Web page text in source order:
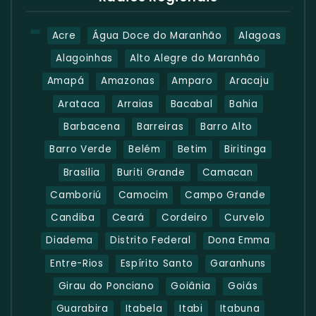
Acre Água Doce do Maranhão
Alagoas
Alagoinhas
Alto Alegre do Maranhão
Amapá
Amazonas Amparo
Aracaju
Arataca
Arraias Bacabal
Bahia
Barbacena
Barreiras
Barro Alto
Barro Verde
Belém Betim
Biritinga
Brasilia
Buriti Grande
Camacan
Camboriú
Camocim
Campo Grande
Candiba
Ceará Cordeiro
Curvelo
Diadema
Distrito Federal
Dona Emma
Entre-Rios
Espírito Santo
Garanhuns
Girau do Ponciano
Goiânia
Goiás
Guarabira
Itabela Itabi Itabuna